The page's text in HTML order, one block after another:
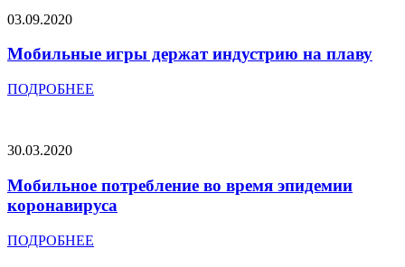
03.09.2020
Мобильные игры держат индустрию на плаву
ПОДРОБНЕЕ
30.03.2020
Мобильное потребление во время эпидемии
коронавируса
ПОДРОБНЕЕ